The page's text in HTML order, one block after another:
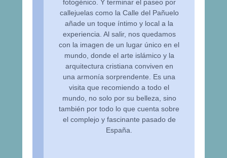
fotogénico. Y terminar el paseo por
callejuelas como la Calle del Pañuelo
añade un toque íntimo y local a la
experiencia. Al salir, nos quedamos
con la imagen de un lugar único en el
mundo, donde el arte islámico y la
arquitectura cristiana conviven en
una armonía sorprendente. Es una
visita que recomiendo a todo el
mundo, no solo por su belleza, sino
también por todo lo que cuenta sobre
el complejo y fascinante pasado de
España.